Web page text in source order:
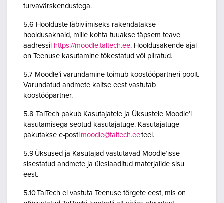
turvavärskendustega.
5.6 Hoolduste läbiviimiseks rakendatakse
hooldusaknaid, mille kohta tuuakse täpsem teave
aadressil https://moodle.taltech.ee. Hooldusakende ajal
on Teenuse kasutamine tõkestatud või piiratud.
5.7 Moodle’i varundamine toimub koostööpartneri poolt.
Varundatud andmete kaitse eest vastutab
koostööpartner.
5.8 TalTech pakub Kasutajatele ja Üksustele Moodle’i
kasutamisega seotud kasutajatuge. Kasutajatuge
pakutakse e-posti moodle@taltech.eeteel.
5.9 Üksused ja Kasutajad vastutavad Moodle’isse
sisestatud andmete ja üleslaaditud materjalide sisu
eest.
5.10 TalTech ei vastuta Teenuse tõrgete eest, mis on